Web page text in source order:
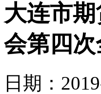
大连市
会第四
日期：